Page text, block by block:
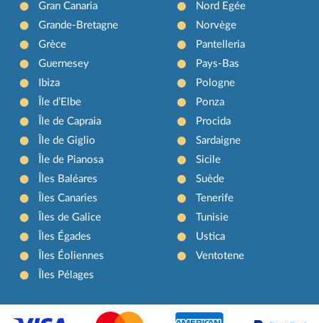
Gran Canaria
Grande-Bretagne
Grèce
Guernesey
Ibiza
Île d’Elbe
Île de Capraia
Île de Giglio
Île de Pianosa
Îles Baléares
Îles Canaries
Îles de Galice
Îles Égades
Îles Éoliennes
Îles Pélages
Nord Egée
Norvège
Pantelleria
Pays-Bas
Pologne
Ponza
Procida
Sardaigne
Sicile
Suède
Tenerife
Tunisie
Ustica
Ventotene